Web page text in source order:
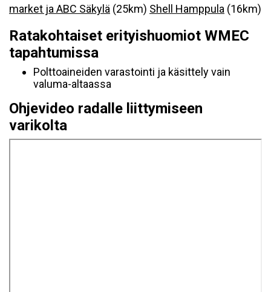
market ja ABC Säkylä (25km) Shell Hamppula (16km)
Ratakohtaiset erityishuomiot WMEC
tapahtumissa
Polttoaineiden varastointi ja käsittely vain
valuma-altaassa
Ohjevideo radalle liittymiseen
varikolta